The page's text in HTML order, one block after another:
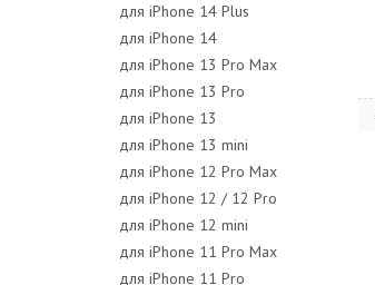
для iPhone 14 Plus
для iPhone 14
для iPhone 13 Pro Max
для iPhone 13 Pro
для iPhone 13
для iPhone 13 mini
для iPhone 12 Pro Max
для iPhone 12 / 12 Pro
для iPhone 12 mini
для iPhone 11 Pro Max
для iPhone 11 Pro